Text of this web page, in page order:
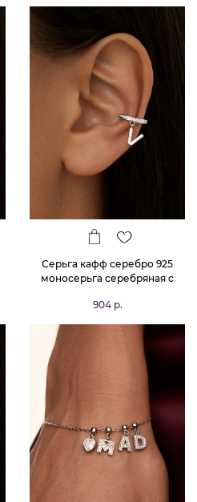
Серьга кафф серебро 925
моносерьга серебряная с
буквой V
904 р.